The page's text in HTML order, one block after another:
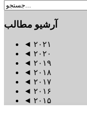
آرشیو مطالب
◄ ۲۰۲۱
◄ ۲۰۲۰
◄ ۲۰۱۹
◄ ۲۰۱۸
◄ ۲۰۱۷
◄ ۲۰۱۶
◄ ۲۰۱۵